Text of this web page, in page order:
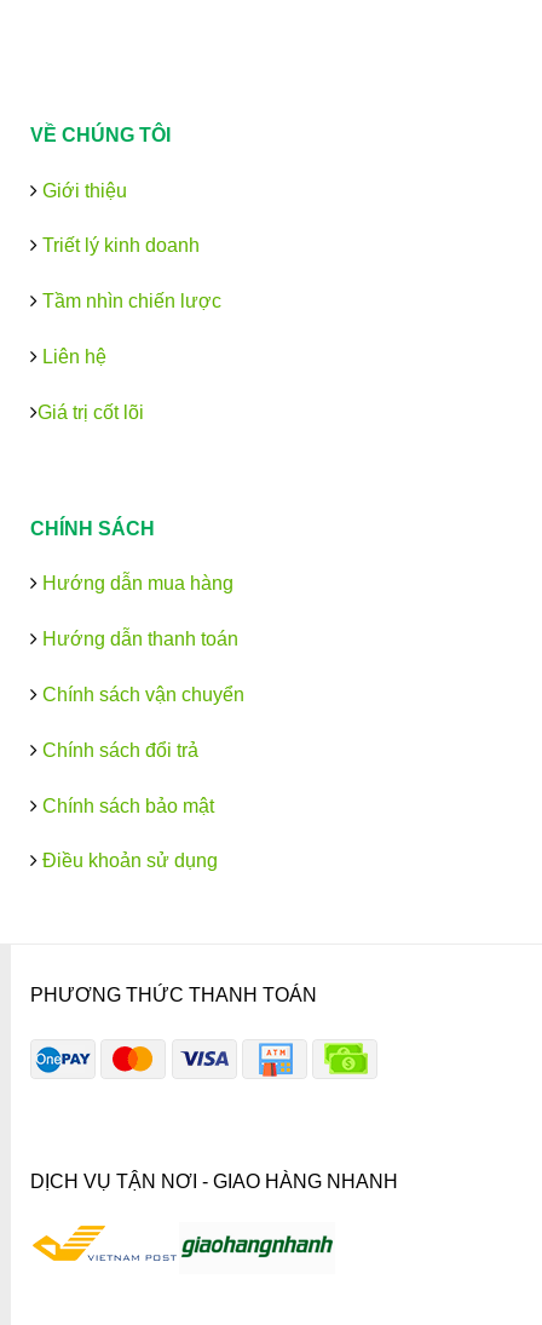
VỀ CHÚNG TÔI
Giới thiệu
Triết lý kinh doanh
Tầm nhìn chiến lược
Liên hệ
Giá trị cốt lõi
CHÍNH SÁCH
Hướng dẫn mua hàng
Hướng dẫn thanh toán
Chính sách vận chuyển
Chính sách đổi trả
Chính sách bảo mật
Điều khoản sử dụng
PHƯƠNG THỨC THANH TOÁN
DỊCH VỤ TẬN NƠI - GIAO HÀNG NHANH